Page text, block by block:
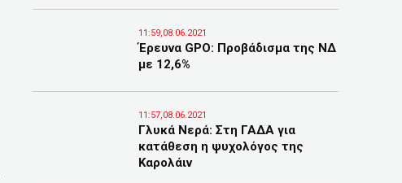
11:59,08.06.2021
Έρευνα GPO: Προβάδισμα της ΝΔ
με 12,6%
11:57,08.06.2021
Γλυκά Νερά: Στη ΓΑΔΑ για
κατάθεση η ψυχολόγος της
Καρολάιν